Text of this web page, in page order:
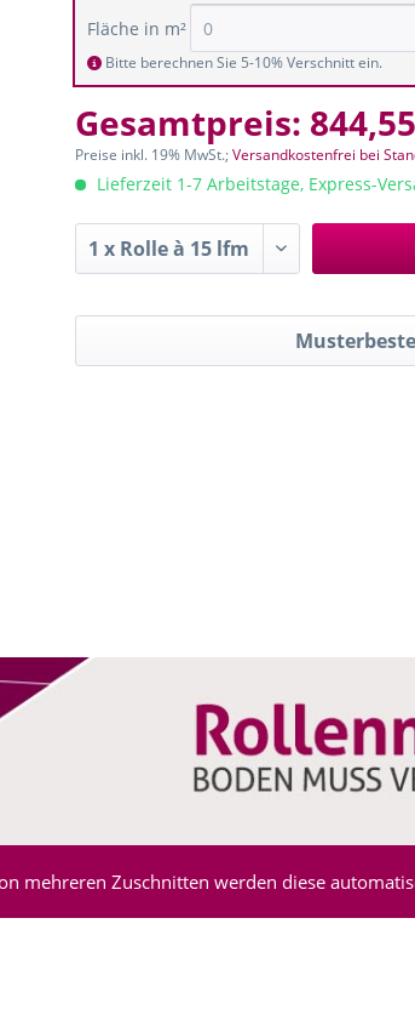
Fläche in m²
Bitte berechnen Sie 5-10% Verschnitt ein.
Gesamtpreis:
Preise inkl. 19% MwSt.;Versandkostenfrei bei
Lieferzeit 1-7 Arbeitstage, Express-
mehreren Zuschnitten werden diese